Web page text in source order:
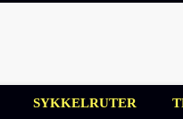
SYKKELRUTER